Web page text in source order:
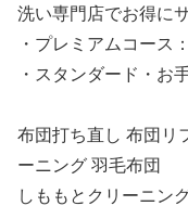
洗い専門店でお得に
・プレミアムコース
・スタンダード・お
布団打ち直し 布団リ
ーニング 羽毛布団
しももとクリーニン